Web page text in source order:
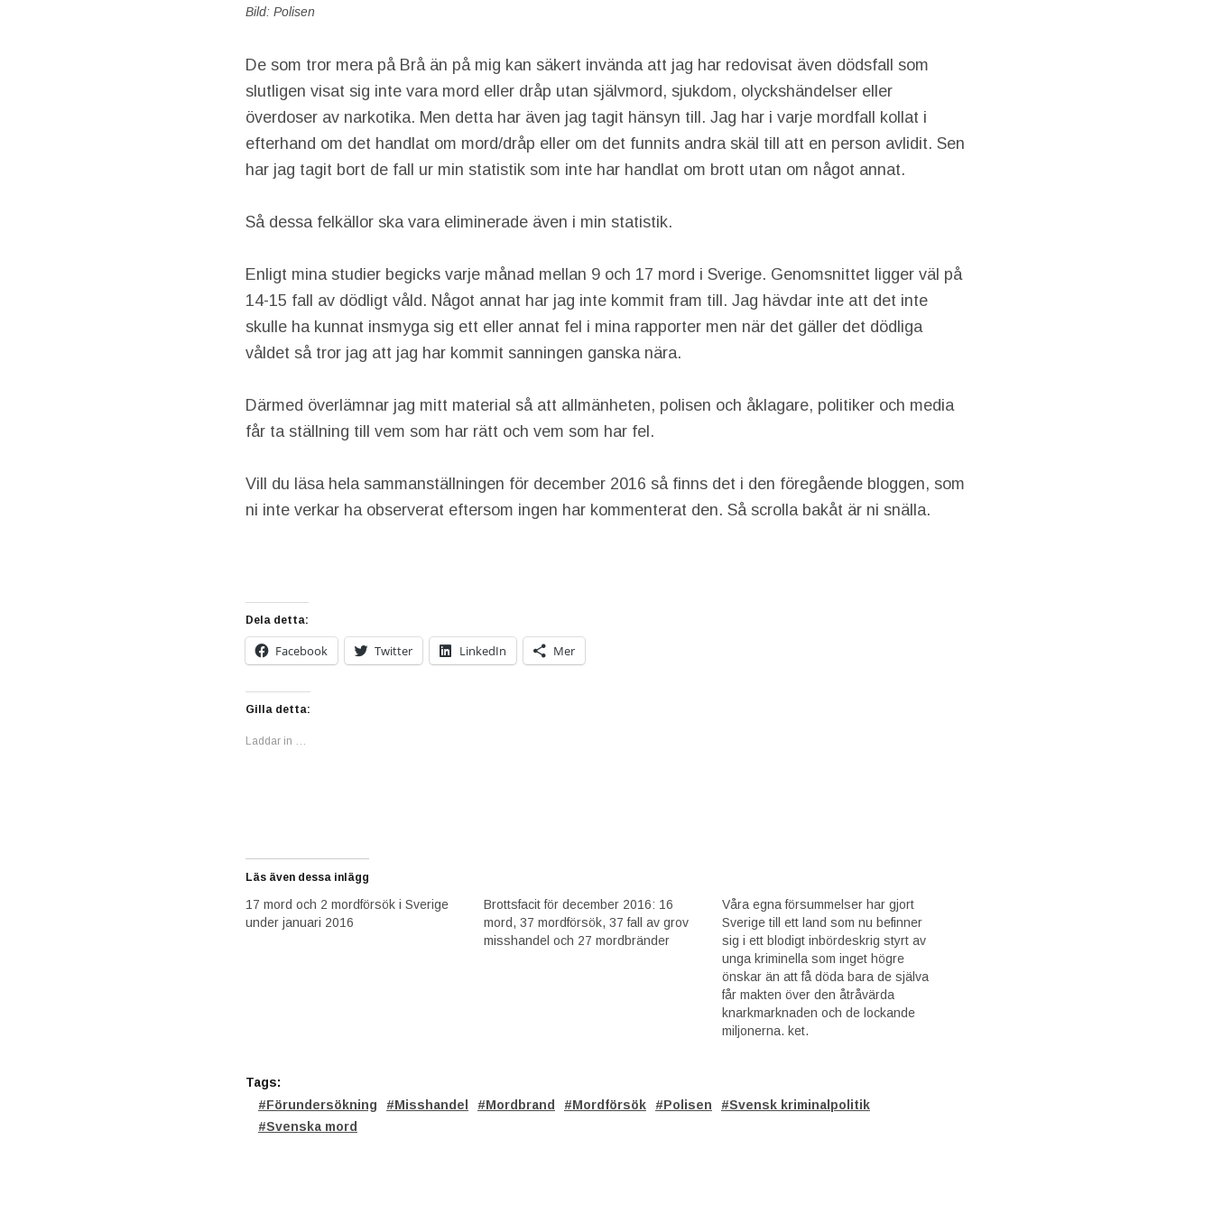
Bild: Polisen
De som tror mera på Brå än på mig kan säkert invända att jag har redovisat även dödsfall som
slutligen visat sig inte vara mord eller dråp utan självmord, sjukdom, olyckshändelser eller
överdoser av narkotika. Men detta har även jag tagit hänsyn till. Jag har i varje mordfall kollat i
efterhand om det handlat om mord/dråp eller om det funnits andra skäl till att en person avlidit. Sen
har jag tagit bort de fall ur min statistik som inte har handlat om brott utan om något annat.
Så dessa felkällor ska vara eliminerade även i min statistik.
Enligt mina studier begicks varje månad mellan 9 och 17 mord i Sverige. Genomsnittet ligger väl på
14-15 fall av dödligt våld. Något annat har jag inte kommit fram till. Jag hävdar inte att det inte
skulle ha kunnat insmyga sig ett eller annat fel i mina rapporter men när det gäller det dödliga
våldet så tror jag att jag har kommit sanningen ganska nära.
Därmed överlämnar jag mitt material så att allmänheten, polisen och åklagare, politiker och media
får ta ställning till vem som har rätt och vem som har fel.
Vill du läsa hela sammanställningen för december 2016 så finns det i den föregående bloggen, som
ni inte verkar ha observerat eftersom ingen har kommenterat den. Så scrolla bakåt är ni snälla.
Dela detta:
Facebook Twitter LinkedIn Mer
Gilla detta:
Laddar in …
Läs även dessa inlägg
17 mord och 2 mordförsök i Sverige
under januari 2016
Brottsfacit för december 2016: 16
mord, 37 mordförsök, 37 fall av grov
misshandel och 27 mordbränder
Våra egna försummelser har gjort
Sverige till ett land som nu befinner
sig i ett blodigt inbördeskrig styrt av
unga kriminella som inget högre
önskar än att få döda bara de själva
får makten över den åtråvärda
knarkmarknaden och de lockande
miljonerna. ket.
Tags:
Förundersökning
Misshandel Mordbrand Mordförsök Polisen
Svensk kriminalpolitik
Svenska mord